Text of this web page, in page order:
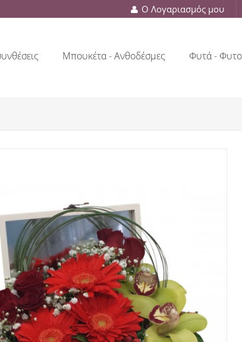
Ο Λογαριασμός μου
Μπουκέτα - Ανθοδέσμες Φυτά -